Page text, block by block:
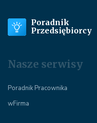
Poradnik
Przedsiębiorcy
Nasze serwisy
Poradnik Pracownika
wFirma